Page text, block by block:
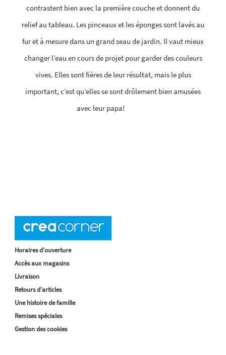
contrastent bien avec la première couche et donnent du
relief au tableau. Les pinceaux et les éponges sont lavés au
fur et à mesure dans un grand seau de jardin. Il vaut mieux
changer l’eau en cours de projet pour garder des couleurs
vives. Elles sont fières de leur résultat, mais le plus
important, c’est qu’elles se sont drôlement bien amusées
avec leur papa!
Horaires d'ouverture
Accès aux magasins
Livraison
Retours d'articles
Une histoire de famille
Remises spéciales
Gestion des cookies